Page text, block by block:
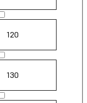
120
130